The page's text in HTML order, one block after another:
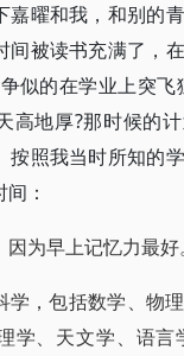
嘉曜和我，和别的
间被读书充满了，
似的在学业上突飞
高地厚?那时候的
按照我当时所知的
：
为早上记忆力最好。
学，包括数学、物
学、天文学、语言